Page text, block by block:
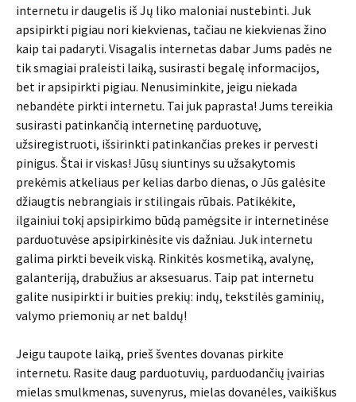
internetu ir daugelis iš Jų liko maloniai nustebinti. Juk
apsipirkti pigiau nori kiekvienas, tačiau ne kiekvienas žino
kaip tai padaryti. Visagalis internetas dabar Jums padės ne
tik smagiai praleisti laiką, susirasti begalę informacijos,
bet ir apsipirkti pigiau. Nenusiminkite, jeigu niekada
nebandėte pirkti internetu. Tai juk paprasta! Jums tereikia
susirasti patinkančią internetinę parduotuvę,
užsiregistruoti, išsirinkti patinkančias prekes ir pervesti
pinigus. Štai ir viskas! Jūsų siuntinys su užsakytomis
prekėmis atkeliaus per kelias darbo dienas, o Jūs galėsite
džiaugtis nebrangiais ir stilingais rūbais. Patikėkite,
ilgainiui tokį apsipirkimo būdą pamėgsite ir internetinėse
parduotuvėse apsipirkinėsite vis dažniau. Juk internetu
galima pirkti beveik viską. Rinkitės kosmetiką, avalynę,
galanteriją, drabužius ar aksesuarus. Taip pat internetu
galite nusipirkti ir buities prekių: indų, tekstilės gaminių,
valymo priemonių ar net baldų!
Jeigu taupote laiką, prieš šventes dovanas pirkite
internetu. Rasite daug parduotuvių, parduodančių įvairias
mielas smulkmenas, suvenyrus, mielas dovanėles, vaikiškus